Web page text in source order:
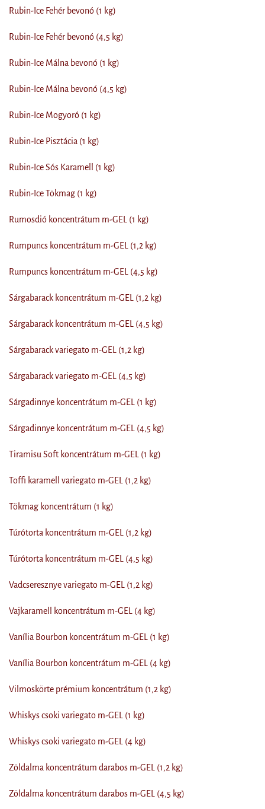
Rubin-Ice Fehér bevonó (1 kg)
Rubin-Ice Fehér bevonó (4,5 kg)
Rubin-Ice Málna bevonó (1 kg)
Rubin-Ice Málna bevonó (4,5 kg)
Rubin-Ice Mogyoró (1 kg)
Rubin-Ice Pisztácia (1 kg)
Rubin-Ice Sós Karamell (1 kg)
Rubin-Ice Tökmag (1 kg)
Rumosdió koncentrátum m-GEL (1 kg)
Rumpuncs koncentrátum m-GEL (1,2 kg)
Rumpuncs koncentrátum m-GEL (4,5 kg)
Sárgabarack koncentrátum m-GEL (1,2 kg)
Sárgabarack koncentrátum m-GEL (4,5 kg)
Sárgabarack variegato m-GEL (1,2 kg)
Sárgabarack variegato m-GEL (4,5 kg)
Sárgadinnye koncentrátum m-GEL (1 kg)
Sárgadinnye koncentrátum m-GEL (4,5 kg)
Tiramisu Soft koncentrátum m-GEL (1 kg)
Toffi karamell variegato m-GEL (1,2 kg)
Tökmag koncentrátum (1 kg)
Túrótorta koncentrátum m-GEL (1,2 kg)
Túrótorta koncentrátum m-GEL (4,5 kg)
Vadcseresznye variegato m-GEL (1,2 kg)
Vajkaramell koncentrátum m-GEL (4 kg)
Vanília Bourbon koncentrátum m-GEL (1 kg)
Vanília Bourbon koncentrátum m-GEL (4 kg)
Vilmoskörte prémium koncentrátum (1,2 kg)
Whiskys csoki variegato m-GEL (1 kg)
Whiskys csoki variegato m-GEL (4 kg)
Zöldalma koncentrátum darabos m-GEL (1,2 kg)
Zöldalma koncentrátum darabos m-GEL (4,5 kg)